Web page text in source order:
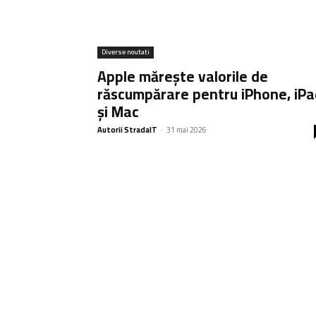
Diverse noutati
Apple mărește valorile de
răscumpărare pentru iPhone,
și Mac
Autorii StradaIT - 31 mai 2026